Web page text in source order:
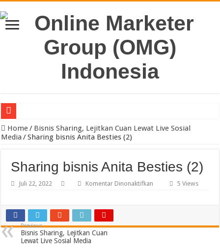
Pengacara Merek Profesional Jakarta Lindungi Hak Merek Bisnis
Home/ Bisnis Sharing, Lejitkan Cuan Lewat Live Sosial
Media /Sharing bisnis Anita Besties (2)
Sharing bisnis Anita Besties (2)
Juli 22, 2022 Komentar Dinonaktifkan 5 Views
Previous
Bisnis Sharing, Lejitkan Cuan
Lewat Live Sosial Media